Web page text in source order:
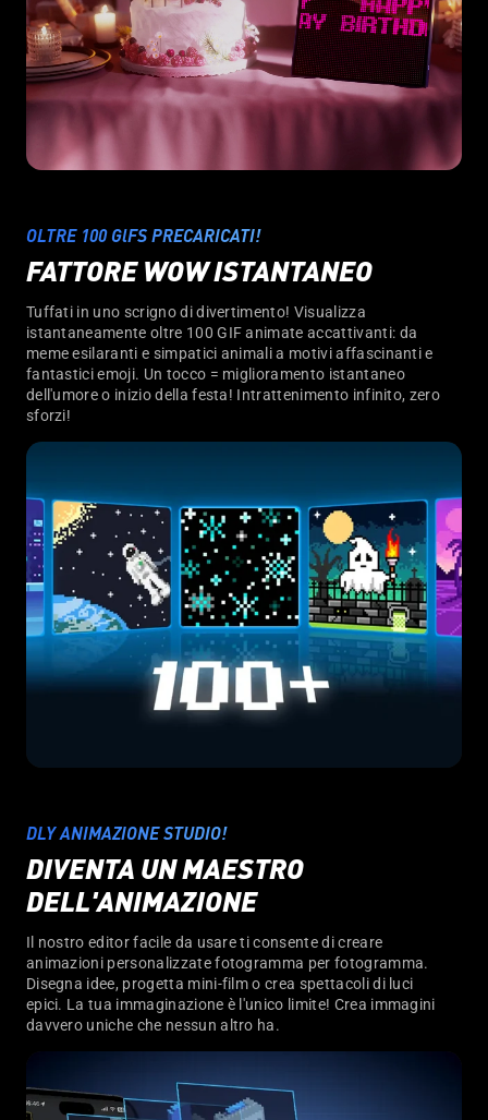
OLTRE 100 GlFS PRECARICATI!
FATTORE WOW ISTANTANEO
Tuffati in uno scrigno di divertimento! Visualizza
istantaneamente oltre 100 GIF animate accattivanti: da
meme esilaranti e simpatici animali a motivi affascinanti e
fantastici emoji. Un tocco = miglioramento istantaneo
dell'umore o inizio della festa! Intrattenimento infinito, zero
sforzi!
DLY ANIMAZIONE STUDIO!
DIVENTA UN MAESTRO
DELL'ANIMAZIONE
Il nostro editor facile da usare ti consente di creare
animazioni personalizzate fotogramma per fotogramma.
Disegna idee, progetta mini-film o crea spettacoli di luci
epici. La tua immaginazione è l'unico limite! Crea immagini
davvero uniche che nessun altro ha.